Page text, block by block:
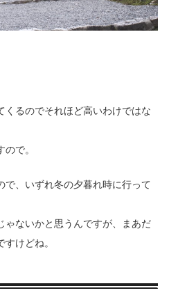
くるのでそれほど高いわけではな
で。
で、いずれ冬の夕暮れ時に行って
ゃないかと思うんですが、まあだ
けどね。